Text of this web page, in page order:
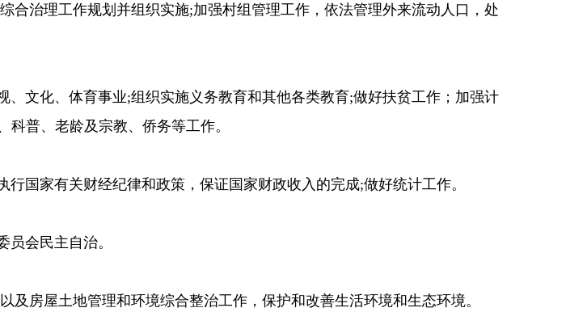
合治理工作规划并组织实施;加强村组管理工作，依法管理外来流动人口，处
文化、体育事业;组织实施义务教育和其他各类教育;做好扶贫工作；加强计
普、老龄及宗教、侨务等工作。
国家有关财经纪律和政策，保证国家财政收入的完成;做好统计工作。
会民主自治。
房屋土地管理和环境综合整治工作，保护和改善生活环境和生态环境。